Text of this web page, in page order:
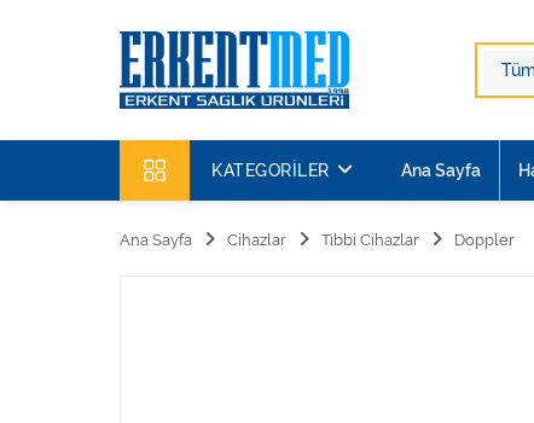
KATEGORILER Ana Sayfa
Ana Sayfa Cihazlar Tıbbi Cihazlar Doppler